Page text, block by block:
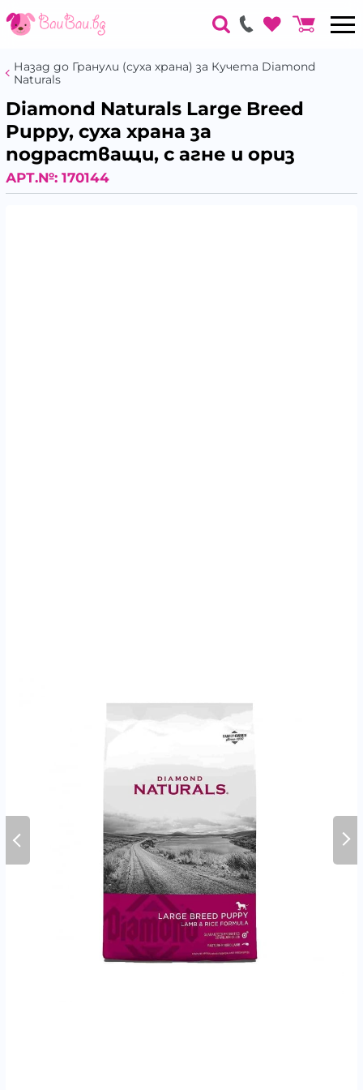
Назад до Гранули (суха храна) за Кучета Diamond
Naturals
Diamond Naturals Large Breed
Puppy, суха храна за
подрастващи, с агне и ориз
АРТ.№: 170144